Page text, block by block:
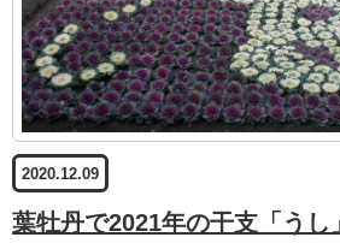
2020.12.09
葉牡丹で2021年の干支「うし